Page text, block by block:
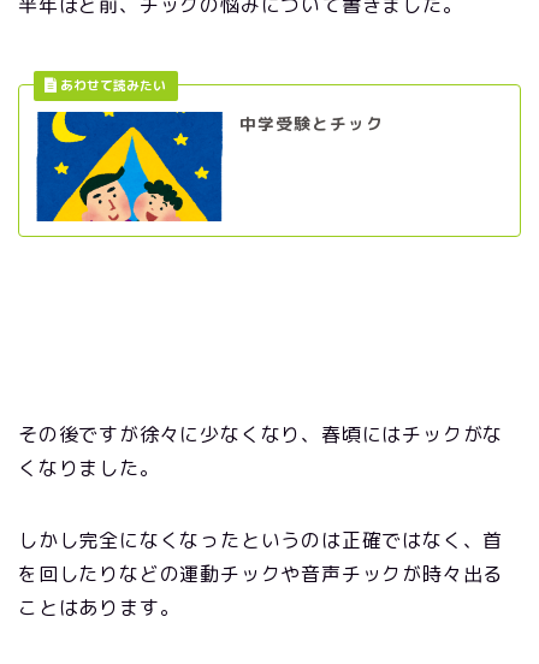
中学受験とチック
その後ですが徐々に少なくなり、春頃にはチックがな
くなりました。
しかし完全になくなったというのは正確ではなく、首
を回したりなどの運動チックや音声チックが時々出る
ことはあります。